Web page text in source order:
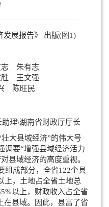
朱有志
胜 王文强
陈旺民
理\湖南省财政厅厅长
大县域经济”的伟大号
调要“增强县域经济活力
县域经济的高度重视。
组成部分，全省122个县
上，土地占全省土地总
以上，财政收入占全省
在县域。因此，县富了省